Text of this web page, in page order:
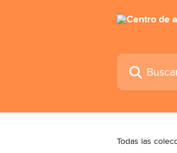
Buscar
Todas las